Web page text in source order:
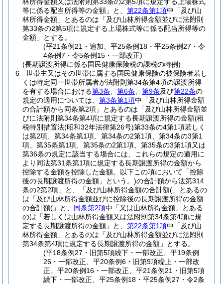
等に係る配当所得等の金額」と、 第22条第1項中「及び山
林所得金額」とあるのは「及び山林所得金額並びに法附則
第33条の2第5項に規定する上場株式等に係る配当所得等の
金額」とする。
(平21条例21・追加、平25条例18・平25条例27・令
4条例7・令5条例15・一部改正)
(長期譲渡所得に係る国民健康保険税の課税の特例)
6
世帯主又はその世帯に属する国民健康保険の被保険者若し
くは特定同一世帯所属者が法附則第34条第4項の譲渡所得
を有する場合における第3条 第6条 第9条及び第22条の
規定の適用については、 第3条第1項中「及び山林所得金額
の合計額から同条第2項」とあるのは「及び山林所得金額並
びに法附則第34条第4項に規定する長期譲渡所得の金額(租
税特別措置法(昭和32年法律第26号)第33条の4第1項若しく
は第2項、第34条第1項、第34条の2第1項、第34条の3第1
項、第35条第1項、第35条の2第1項、第35条の3第1項又は
第36条の規定に該当する場合には、これらの規定の適用に
より同法第31条第1項に規定する長期譲渡所得の金額から
控除する金額を控除した金額。以下この項において「控除
後の長期譲渡所得の金額」という。)の合計額から法第314
条の2第2項」と、「及び山林所得金額の合計額(」とあるの
は「及び山林所得金額並びに控除後の長期譲渡所得の金額
の合計額(」と、 同条第2項中「又は山林所得金額」とある
のは「若しくは山林所得金額又は法附則第34条第4項に規
定する長期譲渡所得の金額」と、 第22条第1項中「及び山
林所得金額」とあるのは「及び山林所得金額並びに法附則
第34条第4項に規定する長期譲渡所得の金額」とする。
(平18条例27・旧第5項繰下・一部改正、平19条例
26・一部改正、平20条例6・旧第9項繰上・一部改
正、平20条例16・一部改正、平21条例21・旧第5項
繰下・一部改正、平25条例18・平25条例27・令2条